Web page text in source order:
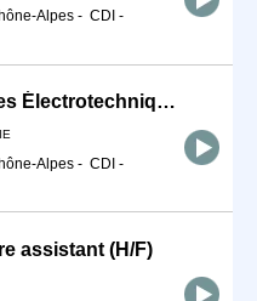
Alpes - CDI -
Technicien Bureau d'Études Électrotechnique (F/H)
Alpes - CDI -
assistant (H/F)